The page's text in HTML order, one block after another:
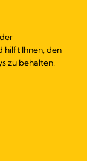
hilft Ihnen, den
zu behalten.